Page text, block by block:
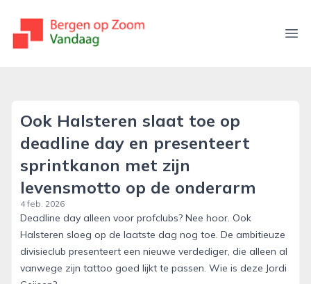
bergenopzoomvandaag.nl
Ook Halsteren slaat toe op
deadline day en presenteert
sprintkanon met zijn
levensmotto op de onderarm
4 feb. 2026
Deadline day alleen voor profclubs? Nee hoor. Ook
Halsteren sloeg op de laatste dag nog toe. De ambitieuze
divisieclub presenteert een nieuwe verdediger, die alleen al
vanwege zijn tattoo goed lijkt te passen. Wie is deze Jordi